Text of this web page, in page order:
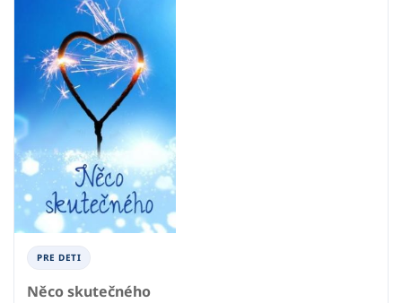
PRE DETI
Něco skutečného